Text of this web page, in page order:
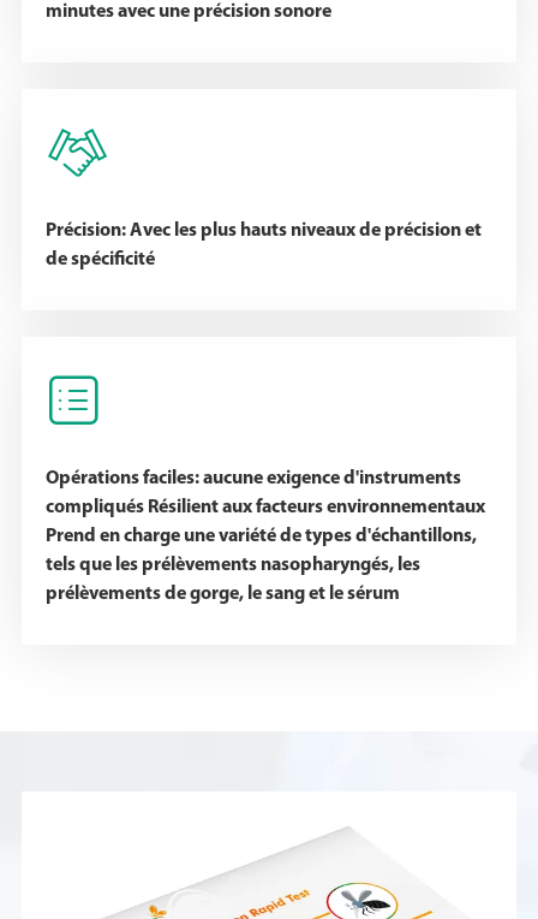
minutes avec une précision sonore

Précision: Avec les plus hauts niveaux de précision et
de spécificité

Opérations faciles: aucune exigence d'instruments
compliqués Résilient aux facteurs environnementaux
Prend en charge une variété de types d'échantillons,
tels que les prélèvements nasopharyngés, les
prélèvements de gorge, le sang et le sérum